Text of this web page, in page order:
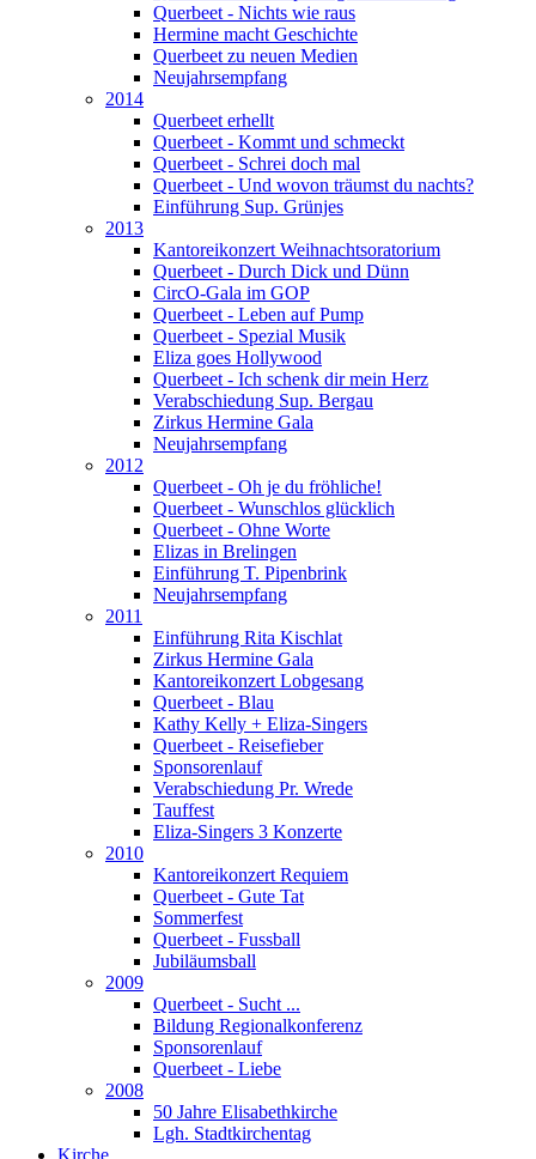
Querbeet - Nichts wie raus
Hermine macht Geschichte
Querbeet zu neuen Medien
Neujahrsempfang
2014
Querbeet erhellt
Querbeet - Kommt und schmeckt
Querbeet - Schrei doch mal
Querbeet - Und wovon träumst du nachts?
Einführung Sup. Grünjes
2013
Kantoreikonzert Weihnachtsoratorium
Querbeet - Durch Dick und Dünn
CircO-Gala im GOP
Querbeet - Leben auf Pump
Querbeet - Spezial Musik
Eliza goes Hollywood
Querbeet - Ich schenk dir mein Herz
Verabschiedung Sup. Bergau
Zirkus Hermine Gala
Neujahrsempfang
2012
Querbeet - Oh je du fröhliche!
Querbeet - Wunschlos glücklich
Querbeet - Ohne Worte
Elizas in Brelingen
Einführung T. Pipenbrink
Neujahrsempfang
2011
Einführung Rita Kischlat
Zirkus Hermine Gala
Kantoreikonzert Lobgesang
Querbeet - Blau
Kathy Kelly + Eliza-Singers
Querbeet - Reisefieber
Sponsorenlauf
Verabschiedung Pr. Wrede
Tauffest
Eliza-Singers 3 Konzerte
2010
Kantoreikonzert Requiem
Querbeet - Gute Tat
Sommerfest
Querbeet - Fussball
Jubiläumsball
2009
Querbeet - Sucht ...
Bildung Regionalkonferenz
Sponsorenlauf
Querbeet - Liebe
2008
50 Jahre Elisabethkirche
Lgh. Stadtkirchentag
Kirche